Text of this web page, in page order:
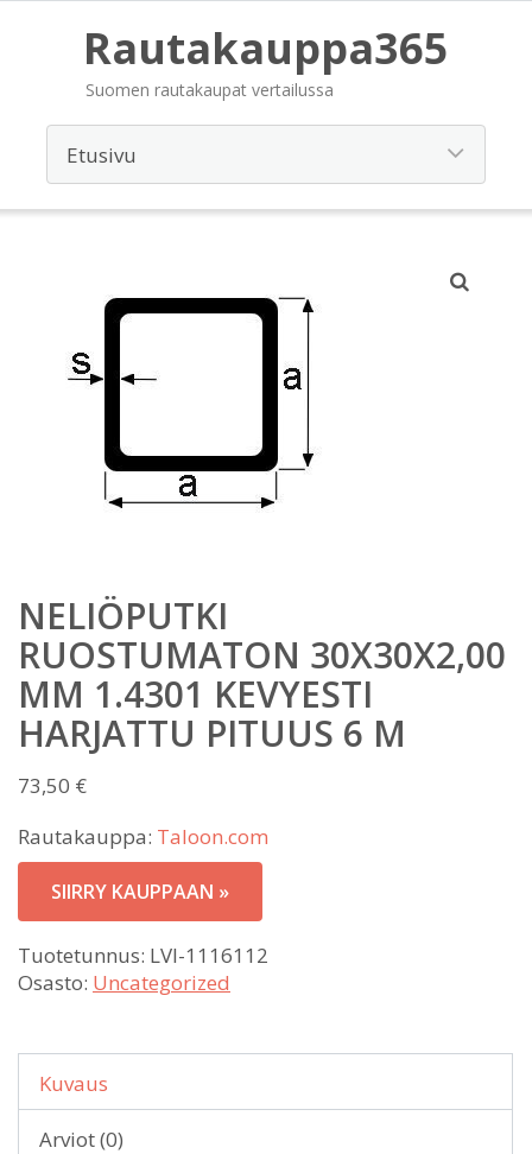
Rautakauppa365
Suomen rautakaupat vertailussa
NELIÖPUTKI
RUOSTUMATON 30X30X2,00
MM 1.4301 KEVYESTI
HARJATTU PITUUS 6 M
73,50 €
Rautakauppa: Taloon.com
SIIRRY KAUPPAAN »
Tuotetunnus: LVI-1116112
Osasto: Uncategorized
Kuvaus
Arviot (0)